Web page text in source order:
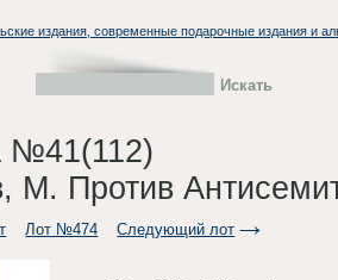
издания, современные подарочные издания и
№41(112)
М. Против
Лот №474 Следующий лот